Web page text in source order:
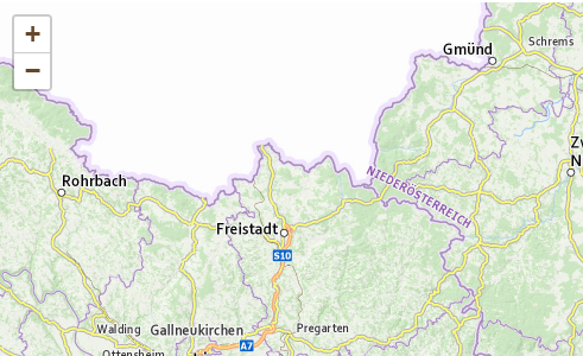
Schilfgürtels Europas erahnen. Treffpunkt
der Tour ist beim Nationalparkzentrum. Von
hier aus fährt man mit dem Fahrrad in das
Teilgebiet des Nationalparks. Eigenes
Fahrrad ist zwingend erforderlich, kann
aber bei regionalen Fahrradverleihen gegen
eine geringe Gebühr ausgeliehen werden.
Ausrüstung: Eigenes Fahrrad, festes
Schuhwerk, dem Wetter angepasste
Kleidung (Sonnen-, Regen- und/oder
Windschutz), Trinkflasche Anmeldung bis
+
−